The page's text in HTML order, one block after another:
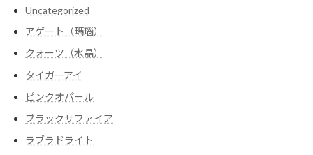
Uncategorized
アゲート（瑪瑙）
クォーツ（水晶）
タイガーアイ
ピンクオパール
ブラックサファイア
ラブラドライト